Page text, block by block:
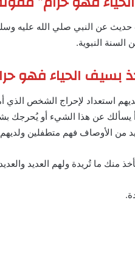
عن النبي صلي الله عليه
السنة النبوية.
بسيف الحياء فهو
استعداد لإحراج الشخص الذي
يسألك عن هذا الشيء أو يُحرجك
من الأوصاف فهم متطفلين
منك ما تُريدة ولهم العديد